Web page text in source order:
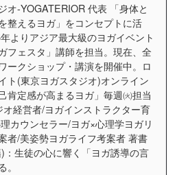
オ-YOGATERIOR 代表 「身体と
整えるヨガ」をコンセプトに活
よりアジア最大級のヨガイベント
フェスタ」講師を担当。現在、全
ークショップ・講演を開催中。ロ
ト(東京ヨガスタジオ)オンライン
肯定感が高まるヨガ」毎週㈫担当
オ経営者/ヨガインストラクター育
カウンセラー/ヨガ×心理学ヨガリ
者/美姿勢ヨガライフ考案者 著書
：生徒の心に響く「ヨガ誘導の言